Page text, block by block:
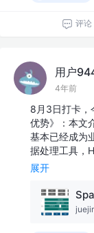
评论
用户
4年前
8月3日打卡，
优势》：本文
基本已经成为
据处理工具，
展开